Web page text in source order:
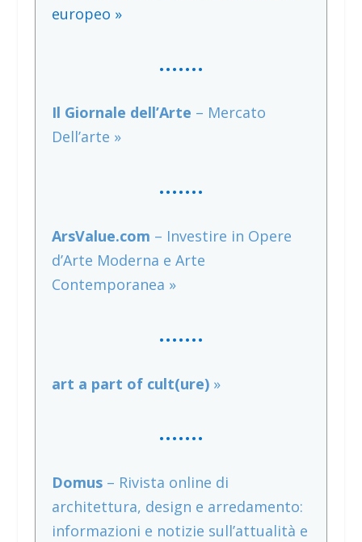
europeo »
…….
Il Giornale dell’Arte – Mercato
Dell’arte »
…….
ArsValue.com – Investire in Opere
d’Arte Moderna e Arte
Contemporanea »
…….
art a part of cult(ure) »
…….
Domus– Rivista online di
architettura, design e arredamento:
informazioni e notizie sull’attualità e